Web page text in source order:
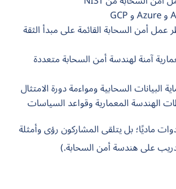
عمل أمن السحابة القائمة على مبدأ الثقة
آمنة لهندسة أمن السحابة متعددة
البيانات السحابية ومواءمة دورة الامتثال
الهندسة المعمارية وقواعد السياسات
ماديًا؛ بل يتلقى المشاركون رؤى وأمثلة
على هندسة أمن السحابة.)